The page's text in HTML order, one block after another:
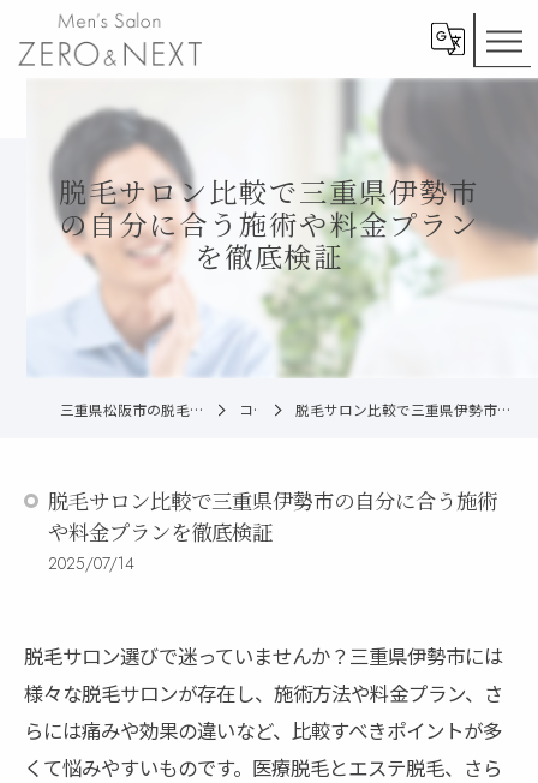
脱毛サロン比較で三重県伊勢市
の自分に合う施術や料金プラン
を徹底検証
三重県松阪市の脱毛ならメンズ脱毛ZERO松阪店 コラム 脱毛サロン比較で三重県伊勢市の自分に合う施術や料金プランを徹底検証
脱毛サロン比較で三重県伊勢市の自分に合う施術
や料金プランを徹底検証
2025/07/14
脱毛サロン選びで迷っていませんか？三重県伊勢市には
様々な脱毛サロンが存在し、施術方法や料金プラン、さ
らには痛みや効果の違いなど、比較すべきポイントが多
くて悩みやすいものです。医療脱毛とエステ脱毛、さら